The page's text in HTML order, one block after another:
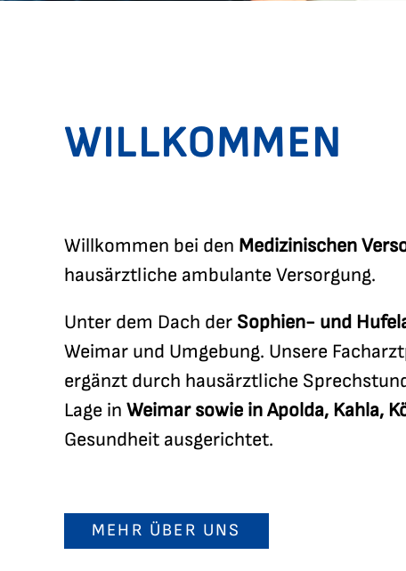
WILLKOMMEN
Willkommen bei den Medizinischen
hausärztliche ambulante Versorgung.
Unter dem Dach der Sophien- und
Weimar und Umgebung. Unsere
ergänzt durch hausärztliche
Lage in Weimar sowie in Apolda, Kahla,
Gesundheit ausgerichtet.
MEHR ÜBER UNS